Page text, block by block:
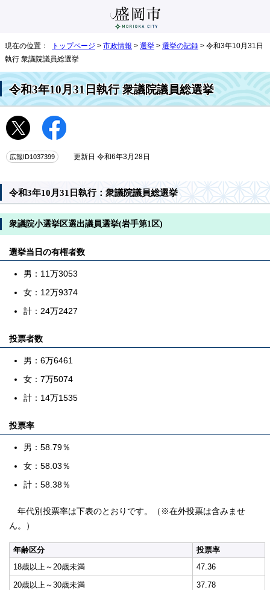
現在の位置： トップページ > 市政情報 > 選挙 > 選挙の記録 > 令和3年10月31日
執行 衆議院議員総選挙
令和3年10月31日執行 衆議院議員総選挙
広報ID1037399 更新日 令和6年3月28日
令和3年10月31日執行：衆議院議員総選挙
衆議院小選挙区選出議員選挙(岩手第1区)
選挙当日の有権者数
男：11万3053
女：12万9374
計：24万2427
投票者数
男：6万6461
女：7万5074
計：14万1535
投票率
男：58.79％
女：58.03％
計：58.38％
年代別投票率は下表のとおりです。（※在外投票は含みませ
ん。）
年齢区分
投票率
18歳以上～20歳未満
47.36
20歳以上～30歳未満
37.78